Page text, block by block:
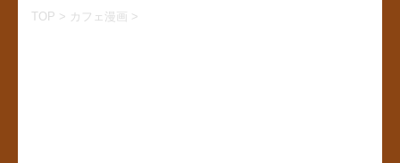
TOP > カフェ漫画 >